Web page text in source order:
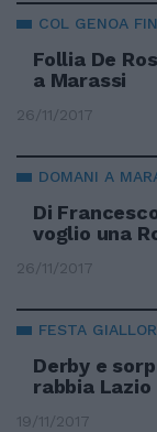
COL GENOA
Follia De
a Marassi
26/11/2017
DOMANI A
Di
voglio una
26/11/2017
FESTA
Derby e
rabbia Lazio
19/11/2017